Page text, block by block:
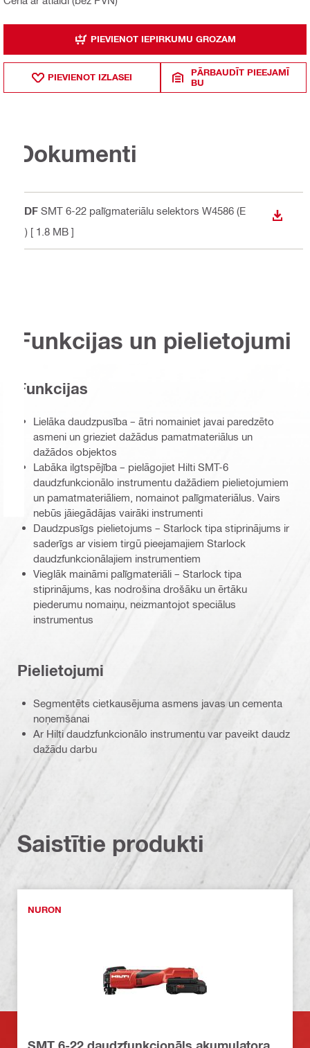
PIEVIENOT IEPIRKUMU GROZAM
PIEVIENOT IZLASEI
PĀRBAUDĪT PIEEJAMĪ
BU
Dokumenti
PDF SMT 6-22 palīgmateriālu selektors W4586 (E
N) [ 1.8 MB ]
Funkcijas un pielietojumi
Funkcijas
Lielāka daudzpusība – ātri nomainiet javai paredzēto
asmeni un grieziet dažādus pamatmateriālus un
dažādos objektos
Labāka ilgtspējība – pielāgojiet Hilti SMT-6
daudzfunkcionālo instrumentu dažādiem pielietojumiem
un pamatmateriāliem, nomainot palīgmateriālus. Vairs
nebūs jāiegādājas vairāki instrumenti
Daudzpusīgs pielietojums – Starlock tipa stiprinājums ir
saderīgs ar visiem tirgū pieejamajiem Starlock
daudzfunkcionālajiem instrumentiem
Vieglāk maināmi palīgmateriāli – Starlock tipa
stiprinājums, kas nodrošina drošāku un ērtāku
piederumu nomaiņu, neizmantojot speciālus
instrumentus
Pielietojumi
Segmentēts cietkausējuma asmens javas un cementa
noņemšanai
Ar Hilti daudzfunkcionālo instrumentu var paveikt daudz
dažādu darbu
Saistītie produkti
NURON